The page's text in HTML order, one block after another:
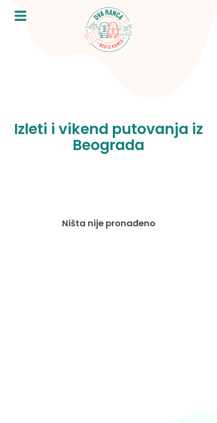
content
Izleti i vikend putovanja iz
Beograda
Ništa nije pronađeno